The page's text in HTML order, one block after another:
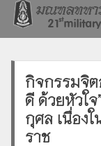
กิจกรรมจิต
ดี ด้วยหัวใ
กุศล เนื่อง
ราช